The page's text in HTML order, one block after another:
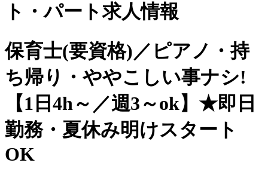
ト・パート求人情報
保育士(要資格)／ピアノ・持
ち帰り・ややこしい事ナシ!
【1日4h～／週3～ok】★即日
勤務・夏休み明けスタート
OK